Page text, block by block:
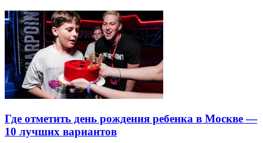
Где отметить день рождения ребенка в Москве —
10 лучших вариантов